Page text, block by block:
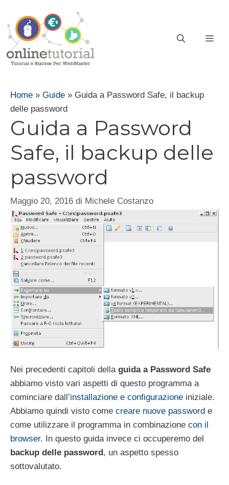
contenuto
Home » Guide » Guida a Password Safe, il backup
delle password
Guida a Password
Safe, il backup delle
password
Maggio 20, 2016 di Michele Costanzo
Nei precedenti capitoli della guida a Password Safe
abbiamo visto vari aspetti di questo programma a
cominciare dall’installazione e configurazione iniziale.
Abbiamo quindi visto come creare nuove password e
come utilizzare il programma in combinazione con il
browser. In questo guida invece ci occuperemo del
backup delle password , un aspetto spesso
sottovalutato.